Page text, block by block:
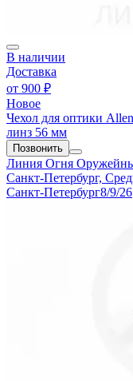
В наличии
Доставка
от 900 ₽
Новое
Чехол для оптики
линз 56 мм
Позвонить
Линия Огня
Санкт-Петербург,
Санкт-Петербург8/9/26